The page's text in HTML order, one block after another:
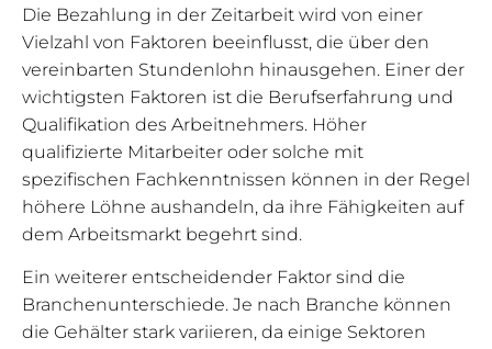
Die Bezahlung in der Zeitarbeit wird von einer
Vielzahl von Faktoren beeinflusst, die über den
vereinbarten Stundenlohn hinausgehen. Einer der
wichtigsten Faktoren ist die Berufserfahrung und
Qualifikation des Arbeitnehmers. Höher
qualifizierte Mitarbeiter oder solche mit
spezifischen Fachkenntnissen können in der Regel
höhere Löhne aushandeln, da ihre Fähigkeiten auf
dem Arbeitsmarkt begehrt sind.
Ein weiterer entscheidender Faktor sind die
Branchenunterschiede. Je nach Branche können
die Gehälter stark variieren, da einige Sektoren